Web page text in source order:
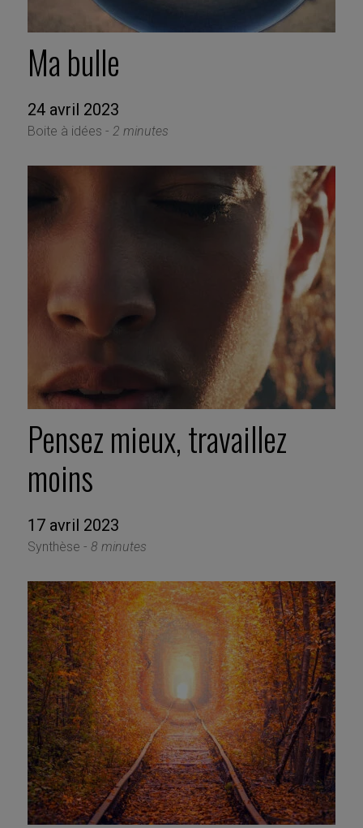
Ma bulle
24 avril 2023
Boite à idées - 2 minutes
Pensez mieux, travaillez
moins
17 avril 2023
Synthèse - 8 minutes